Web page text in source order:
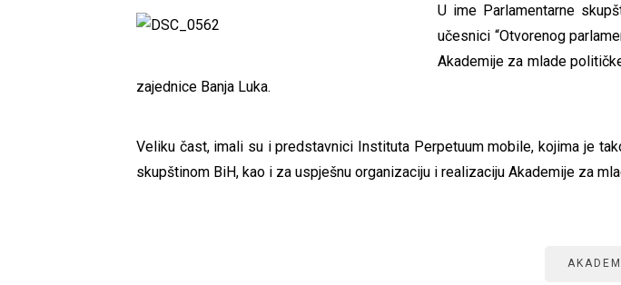
U ime Parlamentarne
učesnici “Otvorenog
Akademije za mlade
zajednice Banja Luka.
Veliku čast, imali su i predstavnici Instituta Perpetuum mobile, kojima je
skupštinom BiH, kao i za uspješnu organizaciju i realizaciju Akademije za